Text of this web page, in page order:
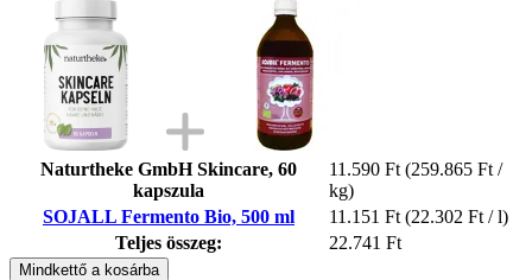
Naturtheke GmbH Skincare, 60
kapszula
11.590 Ft (259.865 Ft /
kg)
SOJALL Fermento Bio, 500 ml
11.151 Ft (22.302 Ft / l)
Teljes összeg:
22.741 Ft
Mindkettő a kosárba